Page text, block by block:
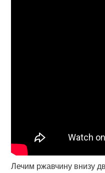
Лечим ржавчину внизу